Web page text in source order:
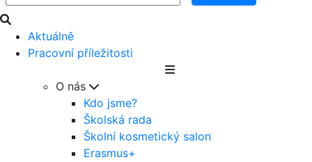
Aktuálně
Pracovní příležitosti
O nás
Kdo jsme?
Školská rada
Školní kosmetický salon
Erasmus+